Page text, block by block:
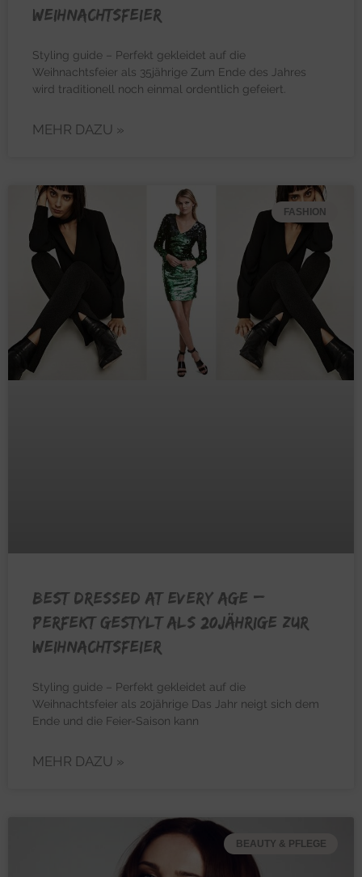
Weihnachtsfeier
Styling guide – Perfekt gekleidet auf die
Weihnachtsfeier als 35jährige Zum Ende des Jahres
wird traditionell noch einmal ordentlich gefeiert.
MEHR DAZU »
FASHION
BEST DRESSED AT EVERY AGE –
Perfekt gestylt als 20jährige zur
Weihnachtsfeier
Styling guide – Perfekt gekleidet auf die
Weihnachtsfeier als 20jährige Das Jahr neigt sich dem
Ende und die Feier-Saison kann
MEHR DAZU »
BEAUTY & PFLEGE